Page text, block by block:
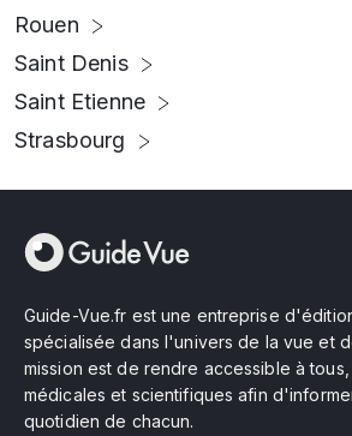
Rouen
Saint Denis
Saint Etienne
Strasbourg
Guide-Vue.fr est une entreprise
spécialisée dans l'univers de la vue et
mission est de rendre accessible à
médicales et scientifiques afin
quotidien de chacun.